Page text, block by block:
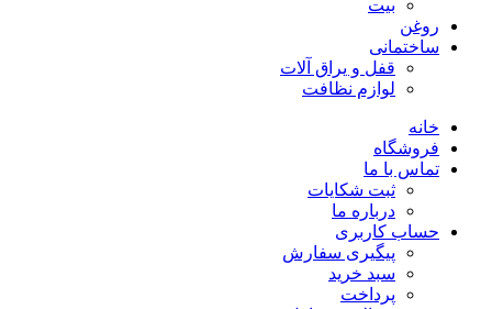
بیت
روغن
ساختمانی
قفل و یراق آلات
لوازم نظافت
خانه
فروشگاه
تماس با ما
ثبت شکایات
درباره ما
حساب کاربری
پیگیری سفارش
سبد خرید
پرداخت